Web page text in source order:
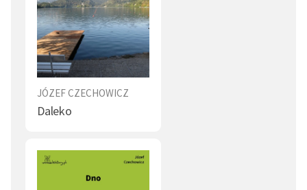
JÓZEF CZECHOWICZ
Daleko